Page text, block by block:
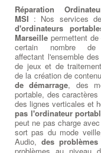
Réparation
MSI : Nos services de
d'ordinateurs
Marseille permettent
certain nombre de
affectant l'ensemble
de jeux et de
de la création de
de démarrage, des
portable, des
des lignes verticales et
pas l'ordinateur
peut ne pas charge
sort pas du mode
Audio,des